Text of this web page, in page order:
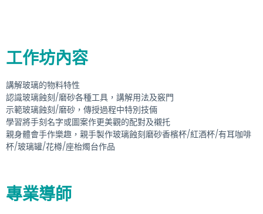
工作坊內容
講解玻璃的物料特性
認識玻璃蝕刻/磨砂各種工具，講解用法及竅門
示範玻璃蝕刻/磨砂，傳授過程中特別技倆
學習將手刻名字或圖案作更美觀的配對及襯托
親身體會手作樂趣，親手製作玻璃蝕刻磨砂香檳杯/紅酒杯/有耳咖啡
杯/玻璃罐/花樽/座枱燭台作品
專業導師